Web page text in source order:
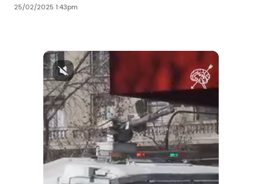
25/02/2025 1:43pm